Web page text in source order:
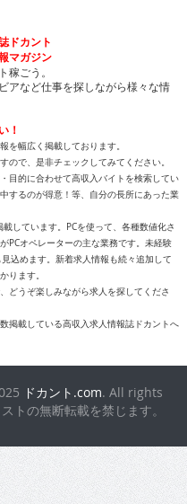
ドカント
マガジン
ごう。
アなど仕事を探しながら様々な情
！
を幅広く掲載しております。
ので、是非チェックしてみてください。
目的に合わせて高収入バイトを検索してい
するのが得意！等、自分の長所にあった業
しています。PCを使って、各種数値化さ
PCオペレーターの主な業務です。未経験
込めます。新着求人情報も続々追加して
ります。
どうぞ楽しみながら求人を探してくださ
掲載している高収入求人情報誌ドカントへ
ドカント.com. All rights
の無断転載を禁じます。